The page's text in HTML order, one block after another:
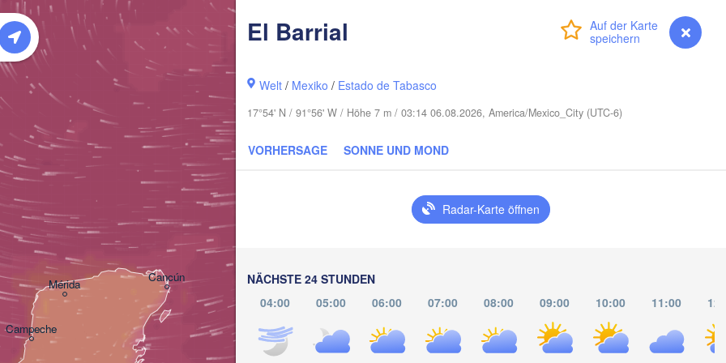
myVentusky Vorhersage
El Barrial
Welt / Mexiko / Estado de Tabasco
17°54' N / 91°56' W / Höhe 7 m / 03:14 06.08.2026, America/Mexico_City (UTC-6)
VORHERSAGE SONNE UND MOND
Radar-Karte öffnen
NÄCHSTE 24 STUNDEN
04:00
05:00 06:00 07:00 08:00 09:00 10:00 11:00
Campeche
Santa Clara
Miami
Mérida Cancún
Nassau